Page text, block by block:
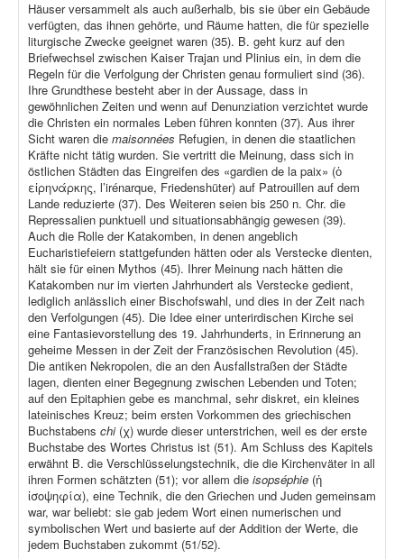
Häuser versammelt als auch außerhalb, bis sie über ein Gebäude
verfügten, das ihnen gehörte, und Räume hatten, die für spezielle
liturgische Zwecke geeignet waren (35). B. geht kurz auf den
Briefwechsel zwischen Kaiser Trajan und Plinius ein, in dem die
Regeln für die Verfolgung der Christen genau formuliert sind (36).
Ihre Grundthese besteht aber in der Aussage, dass in
gewöhnlichen Zeiten und wenn auf Denunziation verzichtet wurde
die Christen ein normales Leben führen konnten (37). Aus ihrer
Sicht waren die maisonnées Refugien, in denen die staatlichen
Kräfte nicht tätig wurden. Sie vertritt die Meinung, dass sich in
östlichen Städten das Eingreifen des «gardien de la paix» (ὁ
εἰρηνάρκης, l’irénarque, Friedenshüter) auf Patrouillen auf dem
Lande reduzierte (37). Des Weiteren seien bis 250 n. Chr. die
Repressalien punktuell und situationsabhängig gewesen (39).
Auch die Rolle der Katakomben, in denen angeblich
Eucharistiefeiern stattgefunden hätten oder als Verstecke dienten,
hält sie für einen Mythos (45). Ihrer Meinung nach hätten die
Katakomben nur im vierten Jahrhundert als Verstecke gedient,
lediglich anlässlich einer Bischofswahl, und dies in der Zeit nach
den Verfolgungen (45). Die Idee einer unterirdischen Kirche sei
eine Fantasievorstellung des 19. Jahrhunderts, in Erinnerung an
geheime Messen in der Zeit der Französischen Revolution (45).
Die antiken Nekropolen, die an den Ausfallstraßen der Städte
lagen, dienten einer Begegnung zwischen Lebenden und Toten;
auf den Epitaphien gebe es manchmal, sehr diskret, ein kleines
lateinisches Kreuz; beim ersten Vorkommen des griechischen
Buchstabens chi (χ) wurde dieser unterstrichen, weil es der erste
Buchstabe des Wortes Christus ist (51). Am Schluss des Kapitels
erwähnt B. die Verschlüsselungstechnik, die die Kirchenväter in all
ihren Formen schätzten (51); vor allem die isopséphie (ἡ
ἰσοψηφία), eine Technik, die den Griechen und Juden gemeinsam
war, war beliebt: sie gab jedem Wort einen numerischen und
symbolischen Wert und basierte auf der Addition der Werte, die
jedem Buchstaben zukommt (51/52).